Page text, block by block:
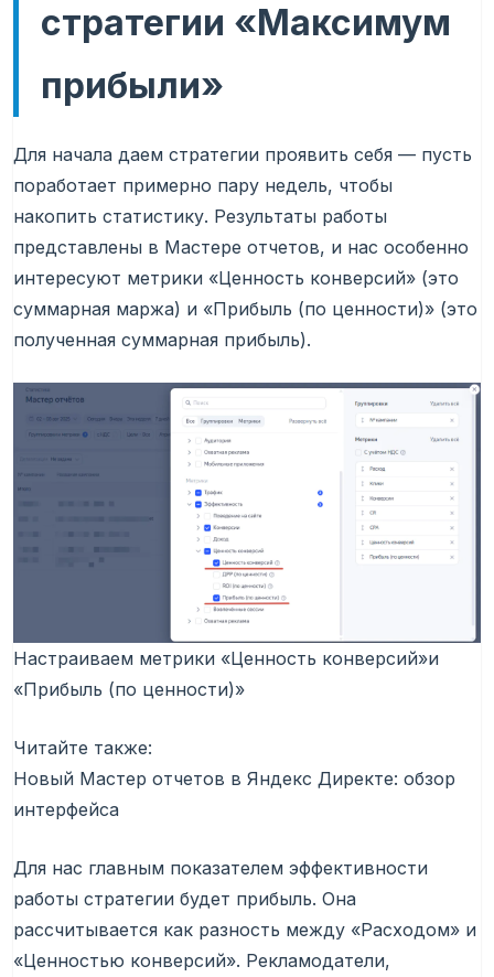
стратегии «Максимум
прибыли»
Для начала даем стратегии проявить себя — пусть
поработает примерно пару недель, чтобы
накопить статистику. Результаты работы
представлены в Мастере отчетов, и нас особенно
интересуют метрики «Ценность конверсий» (это
суммарная маржа) и «Прибыль (по ценности)» (это
полученная суммарная прибыль).
Настраиваем метрики «Ценность конверсий»и
«Прибыль (по ценности)»
Читайте также:
Новый Мастер отчетов в Яндекс Директе: обзор
интерфейса
Для нас главным показателем эффективности
работы стратегии будет прибыль. Она
рассчитывается как разность между «Расходом» и
«Ценностью конверсий». Рекламодатели,